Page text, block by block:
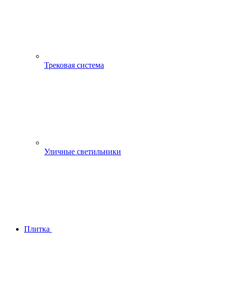
Трековая система
Уличные светильники
Плитка